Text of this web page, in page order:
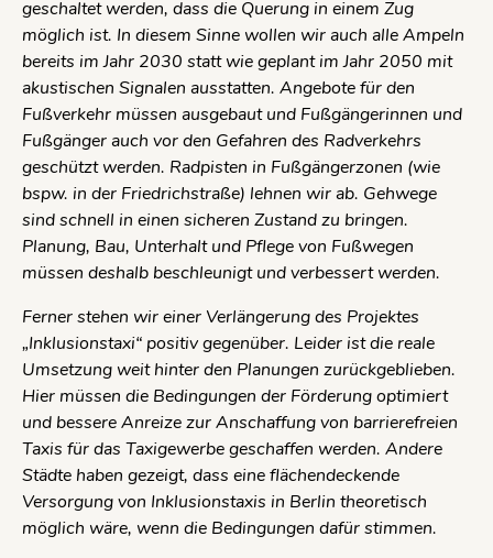
geschaltet werden, dass die Querung in einem Zug
möglich ist. In diesem Sinne wollen wir auch alle Ampeln
bereits im Jahr 2030 statt wie geplant im Jahr 2050 mit
akustischen Signalen ausstatten. Angebote für den
Fußverkehr müssen ausgebaut und Fußgängerinnen und
Fußgänger auch vor den Gefahren des Radverkehrs
geschützt werden. Radpisten in Fußgängerzonen (wie
bspw. in der Friedrichstraße) lehnen wir ab. Gehwege
sind schnell in einen sicheren Zustand zu bringen.
Planung, Bau, Unterhalt und Pflege von Fußwegen
müssen deshalb beschleunigt und verbessert werden.
Ferner stehen wir einer Verlängerung des Projektes
„Inklusionstaxi“ positiv gegenüber. Leider ist die reale
Umsetzung weit hinter den Planungen zurückgeblieben.
Hier müssen die Bedingungen der Förderung optimiert
und bessere Anreize zur Anschaffung von barrierefreien
Taxis für das Taxigewerbe geschaffen werden. Andere
Städte haben gezeigt, dass eine flächendeckende
Versorgung von Inklusionstaxis in Berlin theoretisch
möglich wäre, wenn die Bedingungen dafür stimmen.